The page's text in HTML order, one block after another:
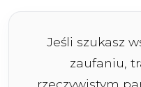
Jeśli szukasz
zaufaniu,
rzeczywistym